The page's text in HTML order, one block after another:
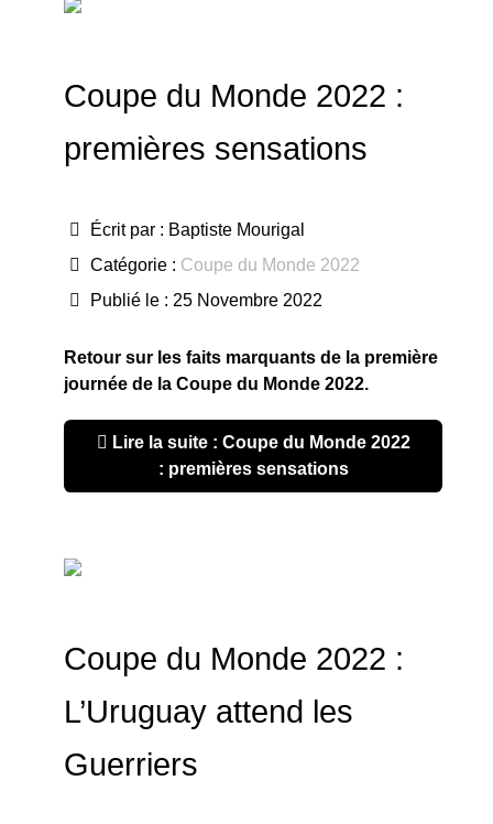
Coupe du Monde 2022 :
premières sensations
Écrit par : Baptiste Mourigal
Catégorie : Coupe du Monde 2022
Publié le : 25 Novembre 2022
Retour sur les faits marquants de la première
journée de la Coupe du Monde 2022.
Lire la suite : Coupe du Monde 2022
: premières sensations
Coupe du Monde 2022 :
L’Uruguay attend les
Guerriers